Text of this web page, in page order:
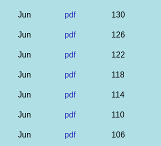
Jun pdf 130
Jun pdf 126
Jun pdf 122
Jun pdf 118
Jun pdf 114
Jun pdf 110
Jun pdf 106